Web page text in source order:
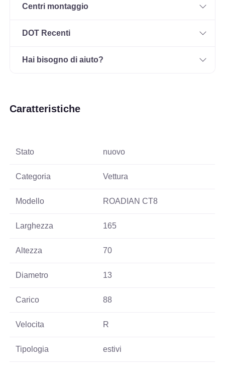
Centri montaggio
DOT Recenti
Hai bisogno di aiuto?
Caratteristiche
Stato nuovo
Categoria Vettura
Modello ROADIAN CT8
Larghezza 165
Altezza 70
Diametro 13
Carico 88
Velocita R
Tipologia estivi